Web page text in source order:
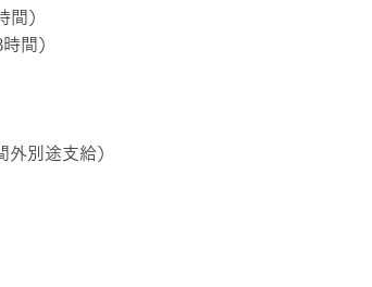
）
間）
別途支給）